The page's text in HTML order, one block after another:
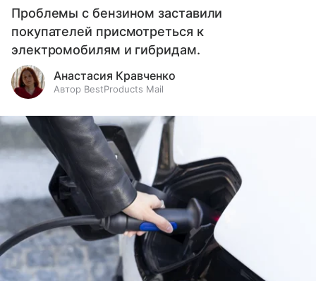
Проблемы с бензином заставили
покупателей присмотреться к
электромобилям и гибридам.
Анастасия Кравченко
Автор BestProducts Mail